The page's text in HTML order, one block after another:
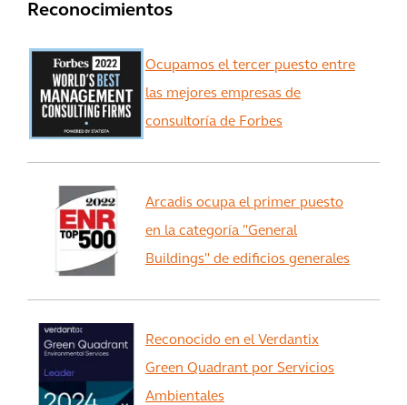
Reconocimientos
Ocupamos el tercer puesto entre
las mejores empresas de
consultoría de Forbes
Arcadis ocupa el primer puesto
en la categoría "General
Buildings" de edificios generales
Reconocido en el Verdantix
Green Quadrant por Servicios
Ambientales